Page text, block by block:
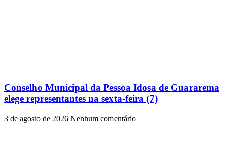
Conselho Municipal da Pessoa Idosa de Guararema
elege representantes na sexta-feira (7)
3 de agosto de 2026 Nenhum comentário